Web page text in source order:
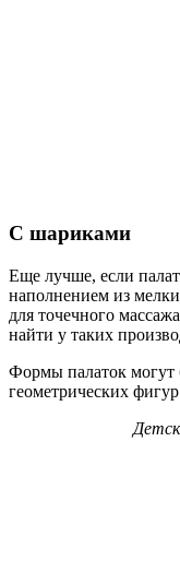
С шариками
Еще лучше, если
наполнением из
для точечного
найти у таких
Формы палаток
геометрических